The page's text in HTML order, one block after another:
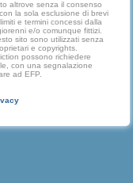
altrove senza il consenso
la sola esclusione di brevi
e termini concessi dalla
e/o comunque fittizi.
sito sono utilizzati senza
e copyrights.
possono richiedere
con una segnalazione
ad EFP.